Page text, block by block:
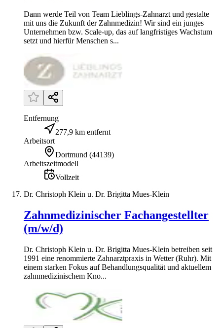
Dann werde Teil von Team Lieblings-Zahnarzt und gestalte
mit uns die Zukunft der Zahnmedizin! Wir sind ein junges
Unternehmen bzw. Scale-up, das auf langfristiges Wachstum
setzt und hierfür Menschen s...
Entfernung
277,9 km entfernt
Arbeitsort
Dortmund (44139)
Arbeitszeitmodell
Vollzeit
Dr. Christoph Klein u. Dr. Brigitta Mues-Klein
Zahnmedizinischer Fachangestellter
(m/w/d)
Dr. Christoph Klein u. Dr. Brigitta Mues-Klein betreiben seit
1991 eine renommierte Zahnarztpraxis in Wetter (Ruhr). Mit
einem starken Fokus auf Behandlungsqualität und aktuellem
zahnmedizinischem Kno...